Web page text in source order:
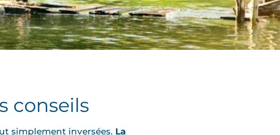
conseils
simplement inversées. La